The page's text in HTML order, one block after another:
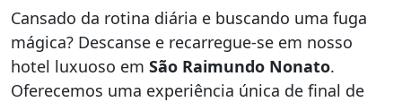
Cansado da rotina diária e buscando uma fuga
mágica? Descanse e recarregue-se em nosso
hotel luxuoso em São Raimundo Nonato.
Oferecemos uma experiência única de final de